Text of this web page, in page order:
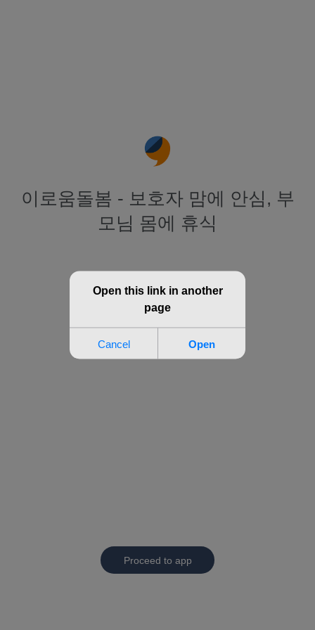
이로움돌봄 - 보호자 맘에 안심, 부
모님 몸에 휴식
Proceed to app